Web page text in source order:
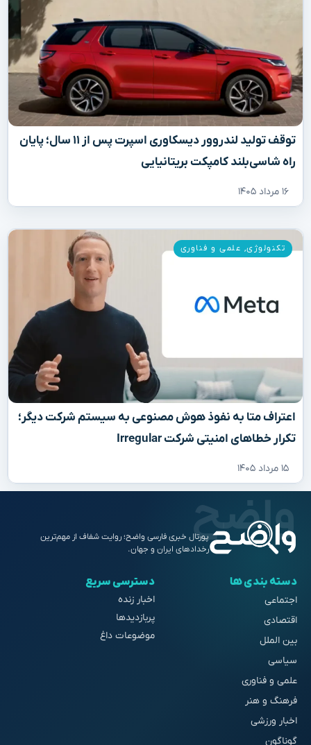
توقف تولید لندروور دیسکاوری اسپرت پس از ۱۱ سال؛ پایان
راه شاسی‌بلند کامپکت بریتانیایی
۱۶ مرداد ۱۴۰۵
اعتراف متا به نفوذ هوش مصنوعی به سیستم شرکت دیگر؛
تکرار خطاهای امنیتی شرکت Irregular
۱۵ مرداد ۱۴۰۵
تکنولوژی, علمی و فناوری
پورتال خبری فارسی واضح؛ روایت شفاف از مهم‌ترین
رخدادهای ایران و جهان.
دسته بندی ها
اجتماعی
اقتصادی
بین الملل
سیاسی
علمی و فناوری
فرهنگ و هنر
اخبار ورزشی
گوناگون
دسترسی سریع
اخبار زنده
پربازدیدها
موضوعات داغ